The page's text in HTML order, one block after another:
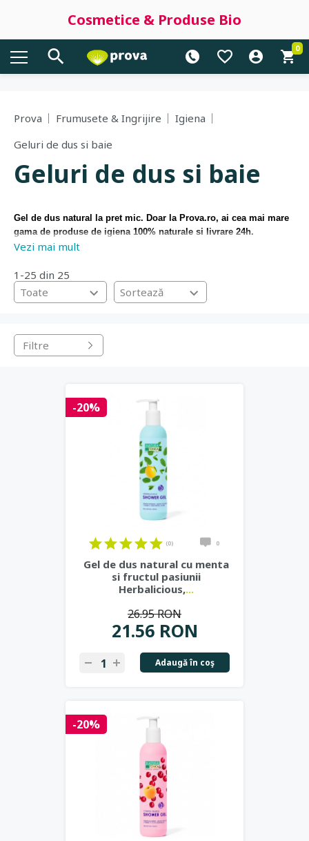
Cosmetice & Produse Bio
0
Prova Frumusete & Ingrijire
Igiena
Geluri de dus si baie
Geluri de dus si baie
Gel de dus natural la pret mic. Doar la Prova.ro, ai cea mai mare
gama de produse de igiena 100% naturale si livrare 24h.
Descopera oferta noastra de geluri de dus naturale, sapunuri
100 de geluri de dus in stoc!
Vezi mai mult
1-25 din 25
Toate
Sortează
Filtre
-20%
(0) 0
Gel de dus natural cu menta
si fructul pasiunii
Herbalicious,...
21.56 RON
26.95 RON
Adaugă în coş
-20%